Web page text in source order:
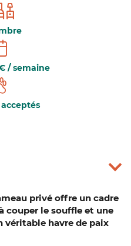
/ semaine
privé offre un cadre
couper le souffle et une
véritable havre de paix